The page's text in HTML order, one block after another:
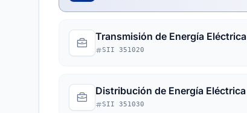
Transmisión de Energía Eléctrica
SII 351020
Distribución de Energía Eléctrica
SII 351030